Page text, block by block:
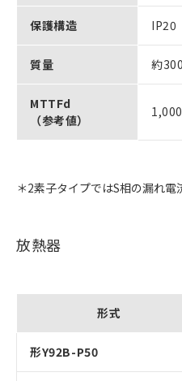
保護構造 IP20
質量 約
MTTFd
（参考値）
＊2素子タイプではS相の漏れ電
放熱器
形式
形Y92B-P50